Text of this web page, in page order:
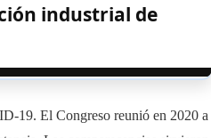
industrial de
19. El Congreso reunió en 2020 a